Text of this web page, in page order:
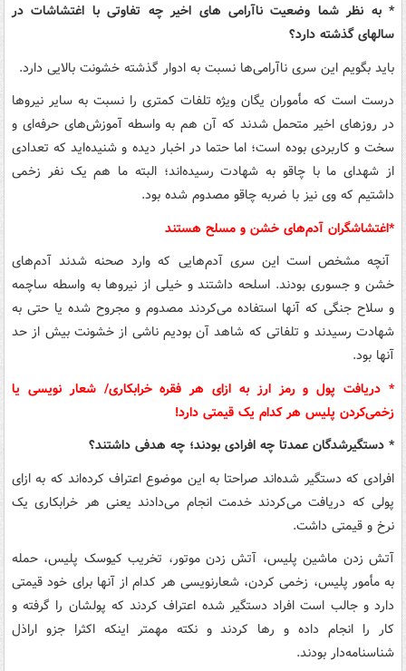
* به نظر شما وضعیت ناآرامی های اخیر چه تفاوتی با اغتشاشات در
سالهای گذشته دارد؟
باید بگویم این سری ناآرامی‌ها نسبت به ادوار گذشته خشونت بالایی دارد.
درست است که مأموران یگان ویژه تلفات کمتری را نسبت به سایر نیروها
در روزهای اخیر متحمل شدند که آن هم به واسطه آموزش‌های حرفه‌ای و
سخت و کاربردی بوده است؛ اما حتما در اخبار دیده و شنیده‌اید که تعدادی
از شهدای ما با چاقو به شهادت رسیده‌اند؛ البته ما هم یک نفر زخمی
داشتیم که وی نیز با ضربه چاقو مصدوم شده بود.
*اغتشاشگران آدم‌های خشن و مسلح هستند
آنچه مشخص است این سری آدم‌هایی که وارد صحنه شدند آدم‌های
خشن و جسوری بودند. اسلحه داشتند و خیلی از نیروها به واسطه ساچمه
و سلاح جنگی که آنها استفاده می‌کردند مصدوم و مجروح شده یا حتی به
شهادت رسیدند و تلفاتی که شاهد آن بودیم ناشی از خشونت بیش از حد
آنها بود.
* دریافت پول و رمز ارز به ازای هر فقره خرابکاری/ شعار نویسی یا
زخمی‌کردن پلیس هر کدام یک قیمتی دارد!
* دستگیرشدگان عمدتا چه افرادی بودند؛ چه هدفی داشتند؟
افرادی که دستگیر شده‌اند صراحتا به این موضوع اعتراف کرده‌اند که به ازای
پولی که دریافت می‌کردند خدمت انجام می‌دادند یعنی هر خرابکاری یک
نرخ و قیمتی داشت.
آتش زدن ماشین پلیس، آتش زدن موتور، تخریب کیوسک پلیس، حمله
به مأمور پلیس،‌ زخمی کردن، شعارنویسی هر کدام از آنها برای خود قیمتی
دارد و جالب است افراد دستگیر شده اعتراف کردند که پولشان را گرفته و
کار را انجام داده و رها کردند و نکته مهمتر اینکه اکثرا جزو اراذل
شناسنامه‌دار بودند.